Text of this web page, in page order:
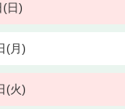
(日)
(月)
(火)